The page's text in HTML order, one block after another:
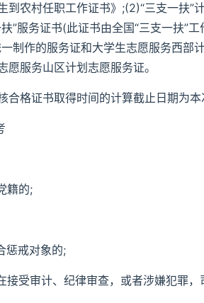
到农村任职工作证书》;(2)“三支一扶”
”服务证书(此证书由全国“三支一扶”
制作的服务证和大学生志愿服务西部
愿服务山区计划志愿服务证。
合格证书取得时间的计算截止日期为本
籍的;
惩戒对象的;
接受审计、纪律审查，或者涉嫌犯罪